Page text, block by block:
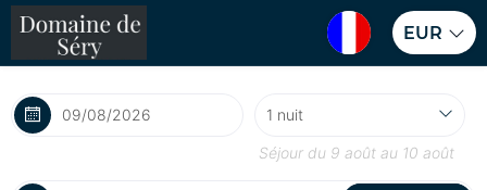
EUR
Séjour du 9 août au 10 août